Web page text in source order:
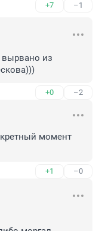
+7 –1
из
+0 –2
момент
+1 –0